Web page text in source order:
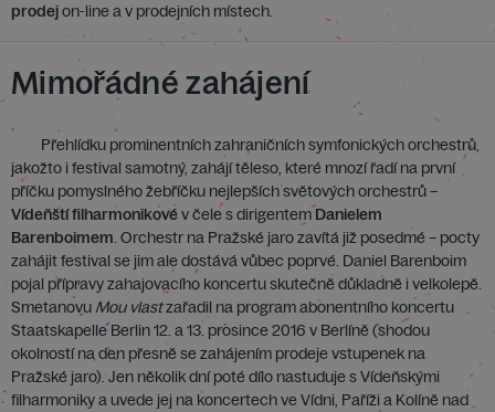
prodejon-line a v prodejních místech.
Mimořádné zahájení
Přehlídku prominentních zahraničních symfonických orchestrů,
jakožto i festival samotný, zahájí těleso, které mnozí řadí na první
příčku pomyslného žebříčku nejlepších světových orchestrů –
Vídeňští filharmonikovév čele s dirigentemDanielem
Barenboimem. Orchestr na Pražské jaro zavítá již posedmé – pocty
zahájit festival se jim ale dostává vůbec poprvé. Daniel Barenboim
pojal přípravy zahajovacího koncertu skutečně důkladně i velkolepě.
SmetanovuMou vlastzařadil na program abonentního koncertu
Staatskapelle Berlin 12. a 13. prosince 2016 v Berlíně (shodou
okolností na den přesně se zahájením prodeje vstupenek na
Pražské jaro). Jen několik dní poté dílo nastuduje s Vídeňskými
filharmoniky a uvede jej na koncertech ve Vídni, Paříži a Kolíně nad